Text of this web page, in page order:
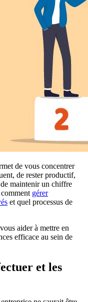
de vous concentrer
de rester productif,
maintenir un chiffre
gérer
et quel processus de
aider à mettre en
efficace au sein de
et les